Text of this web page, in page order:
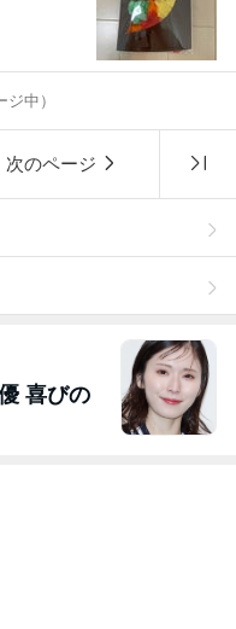
ジ中）
次のページ
喜びの